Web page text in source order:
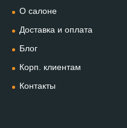
О салоне
Доставка и оплата
Блог
Корп. клиентам
Контакты